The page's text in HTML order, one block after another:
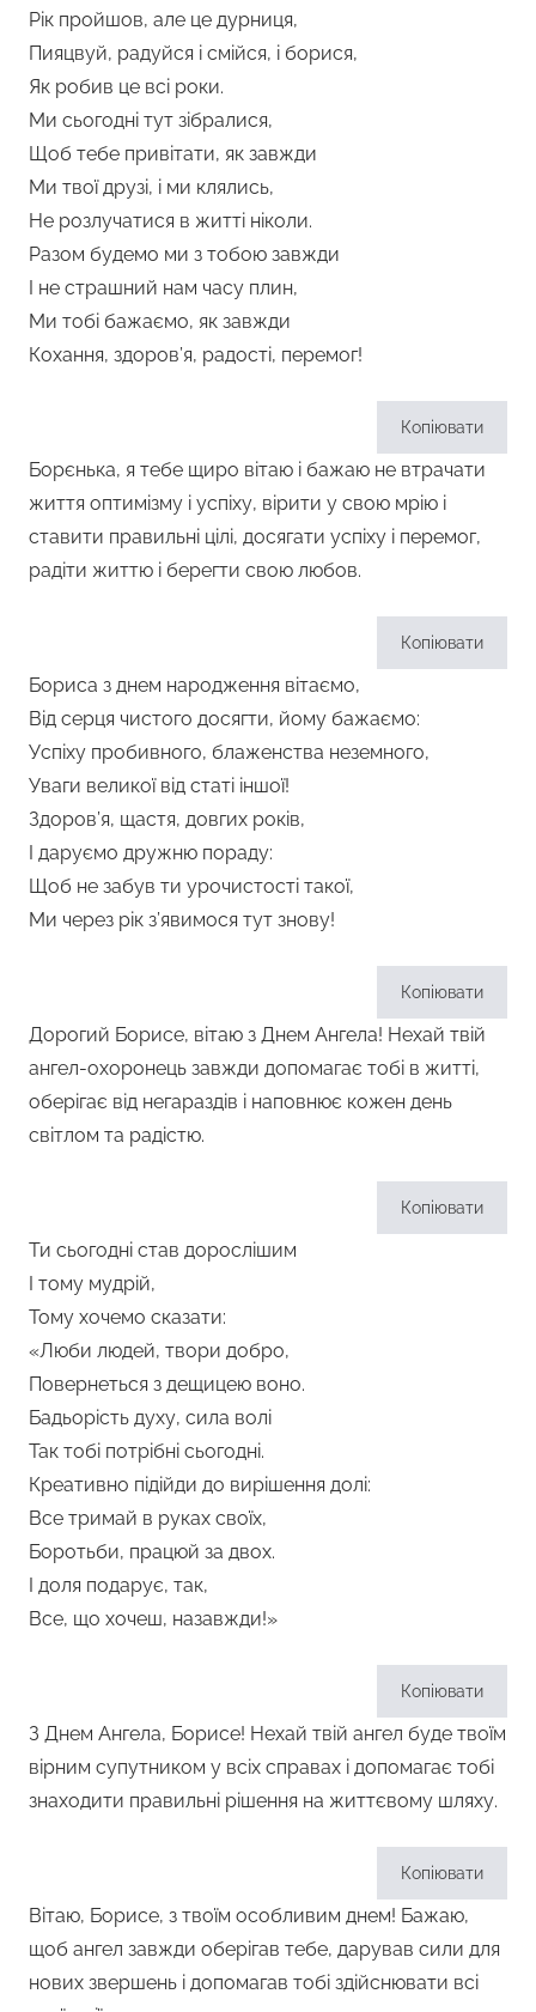
Рік пройшов, але це дурниця,
Пияцвуй, радуйся і смійся, і борися,
Як робив це всі роки.
Ми сьогодні тут зібралися,
Щоб тебе привітати, як завжди
Ми твої друзі, і ми клялись,
Не розлучатися в житті ніколи.
Разом будемо ми з тобою завжди
І не страшний нам часу плин,
Ми тобі бажаємо, як завжди
Кохання, здоров’я, радості, перемог!
Копіювати
Борєнька, я тебе щиро вітаю і бажаю не втрачати
життя оптимізму і успіху, вірити у свою мрію і
ставити правильні цілі, досягати успіху і перемог,
радіти життю і берегти свою любов.
Копіювати
Бориса з днем народження вітаємо,
Від серця чистого досягти, йому бажаємо:
Успіху пробивного, блаженства неземного,
Уваги великої від статі іншої!
Здоров’я, щастя, довгих років,
І даруємо дружню пораду:
Щоб не забув ти урочистості такої,
Ми через рік з’явимося тут знову!
Копіювати
Дорогий Борисе, вітаю з Днем Ангела! Нехай твій
ангел-охоронець завжди допомагає тобі в житті,
оберігає від негараздів і наповнює кожен день
світлом та радістю.
Копіювати
Ти сьогодні став дорослішим
І тому мудрій,
Тому хочемо сказати:
«Люби людей, твори добро,
Повернеться з дещицею воно.
Бадьорість духу, сила волі
Так тобі потрібні сьогодні.
Креативно підійди до вирішення долі:
Все тримай в руках своїх,
Боротьби, працюй за двох.
І доля подарує, так,
Все, що хочеш, назавжди!»
Копіювати
З Днем Ангела, Борисе! Нехай твій ангел буде твоїм
вірним супутником у всіх справах і допомагає тобі
знаходити правильні рішення на життєвому шляху.
Копіювати
Вітаю, Борисе, з твоїм особливим днем! Бажаю,
щоб ангел завжди оберігав тебе, дарував сили для
нових звершень і допомагав тобі здійснювати всі